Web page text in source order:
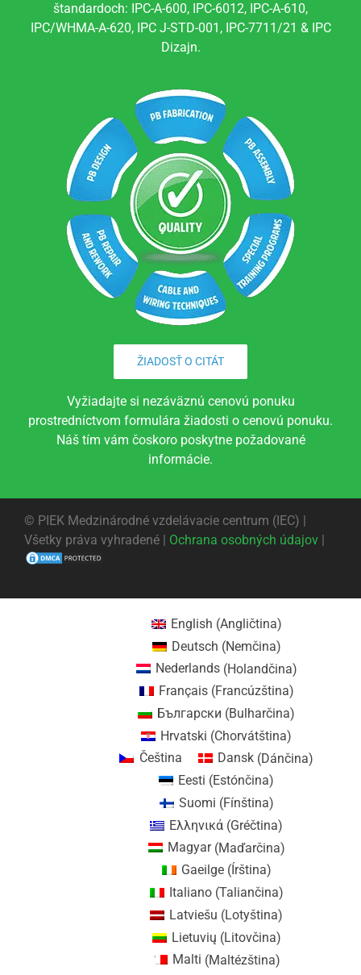
štandardoch: IPC-A-600, IPC-6012, IPC-A-610,
IPC/WHMA-A-620, IPC J-STD-001, IPC-7711/21 & IPC
Dizajn.
ŽIADOSŤ O CITÁT
Vyžiadajte si nezáväznú cenovú ponuku
prostredníctvom formulára žiadosti o cenovú ponuku.
Náš tím vám čoskoro poskytne požadované
informácie.
© PIEK Medzinárodné vzdelávacie centrum (IEC) |
Všetky práva vyhradené | Ochrana osobných údajov|
English (Angličtina)
Deutsch (Nemčina)
Nederlands(Holandčina)
Français(Francúzština)
Български (Bulharčina)
Hrvatski (Chorvátština)
Čeština
Dansk (Dánčina)
Eesti (Estónčina)
Suomi (Fínština)
Ελληνικά (Gréčtina)
Magyar(Maďarčina)
Gaeilge(Írština)
Italiano(Taliančina)
Latviešu (Lotyština)
Lietuvių (Litovčina)
Malti (Maltézština)